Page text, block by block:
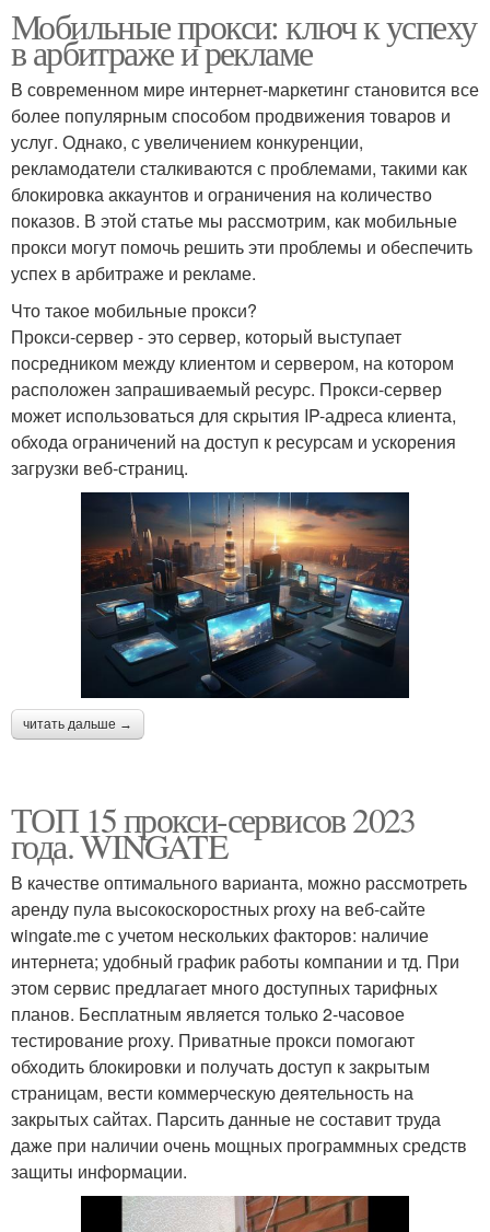
Мобильные прокси: ключ к успеху
в арбитраже и рекламе
В современном мире интернет-маркетинг становится все
более популярным способом продвижения товаров и
услуг. Однако, с увеличением конкуренции,
рекламодатели сталкиваются с проблемами, такими как
блокировка аккаунтов и ограничения на количество
показов. В этой статье мы рассмотрим, как мобильные
прокси могут помочь решить эти проблемы и обеспечить
успех в арбитраже и рекламе.
Что такое мобильные прокси?
Прокси-сервер - это сервер, который выступает
посредником между клиентом и сервером, на котором
расположен запрашиваемый ресурс. Прокси-сервер
может использоваться для скрытия IP-адреса клиента,
обхода ограничений на доступ к ресурсам и ускорения
загрузки веб-страниц.
читать дальше →
ТОП 15 прокси-сервисов 2023
года. WINGATE
В качестве оптимального варианта, можно рассмотреть
аренду пула высокоскоростных proxy на веб-сайте
wingate.me с учетом нескольких факторов: наличие
интернета; удобный график работы компании и тд. При
этом сервис предлагает много доступных тарифных
планов. Бесплатным является только 2-часовое
тестирование proxy. Приватные прокси помогают
обходить блокировки и получать доступ к закрытым
страницам, вести коммерческую деятельность на
закрытых сайтах. Парсить данные не составит труда
даже при наличии очень мощных программных средств
защиты информации.